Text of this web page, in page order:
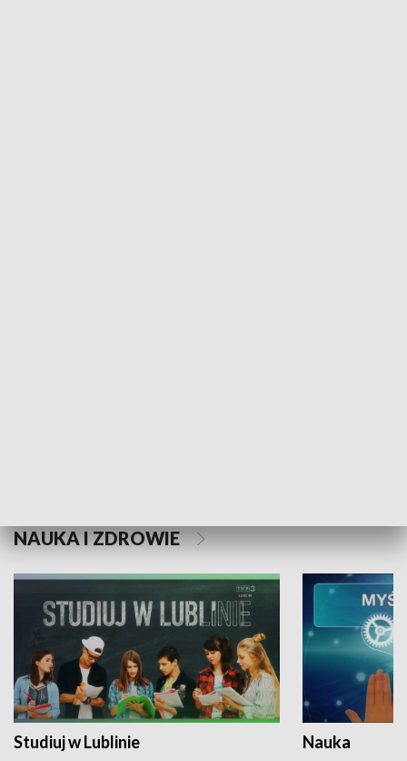
NAUKA I ZDROWIE
Studiuj w Lublinie Nauka